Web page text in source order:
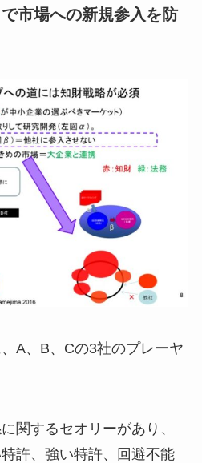
市場への新規参入を防
A、B、Cの3社のプレーヤ
関するセオリーがあり、
許、強い特許、回避不能